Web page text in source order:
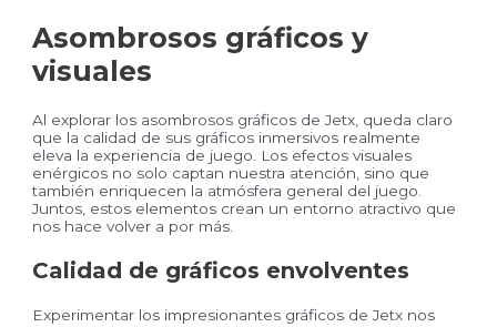
Asombrosos gráficos y
visuales
Al explorar los asombrosos gráficos de Jetx, queda claro
que la calidad de sus gráficos inmersivos realmente
eleva la experiencia de juego. Los efectos visuales
enérgicos no solo captan nuestra atención, sino que
también enriquecen la atmósfera general del juego.
Juntos, estos elementos crean un entorno atractivo que
nos hace volver a por más.
Calidad de gráficos envolventes
Experimentar los impresionantes gráficos de Jetx nos